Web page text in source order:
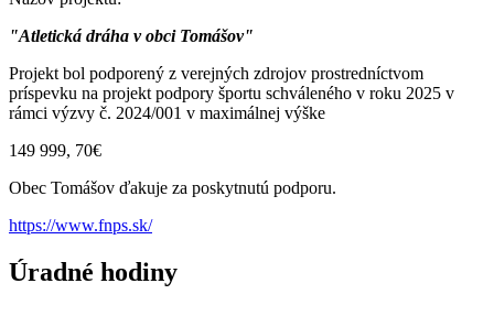
"Atletická dráha v obci Tomášov"
Projekt bol podporený z verejných zdrojov prostredníctvom
príspevku na projekt podpory športu schváleného v roku 2025 v
rámci výzvy č. 2024/001 v maximálnej výške
149 999, 70€
Obec Tomášov ďakuje za poskytnutú podporu.
https://www.fnps.sk/
Úradné hodiny